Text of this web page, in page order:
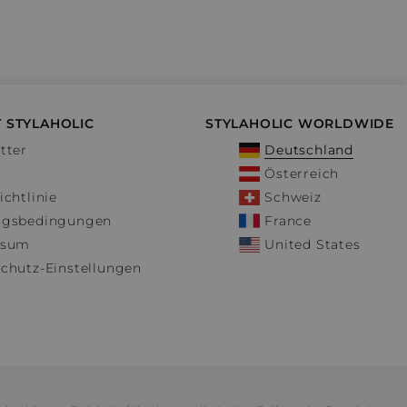
STYLAHOLIC
Einstellungen
STYLAHOLIC WORLDWIDE
Deutschland
Österreich
Schweiz
France
United States